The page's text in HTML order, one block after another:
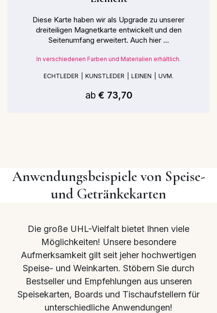
Diese Karte haben wir als Upgrade zu unserer
dreiteiligen Magnetkarte entwickelt und den
Seitenumfang erweitert. Auch hier ...
In verschiedenen Farben und Materialien erhältlich.
ECHTLEDER KUNSTLEDER LEINEN UVM.
ab € 73,70
Anwendungsbeispiele von Speise-
und Getränkekarten
Die große UHL-Vielfalt bietet Ihnen viele
Möglichkeiten! Unsere besondere
Aufmerksamkeit gilt seit jeher hochwertigen
Speise- und Weinkarten. Stöbern Sie durch
Bestseller und Empfehlungen aus unseren
Speisekarten, Boards und Tischaufstellern für
unterschiedliche Anwendungen!